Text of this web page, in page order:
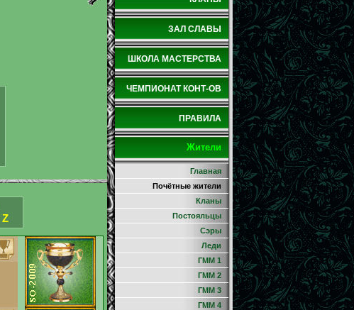
Z
ЗАЛ СЛАВЫ
ШКОЛА МАСТЕРСТВА
ЧЕМПИОНАТ КОНТ-ОВ
ПРАВИЛА
Жители
Главная
Почётные жители
Кланы
Постояльцы
Сэры
Леди
ГММ 1
ГММ 2
ГММ 3
ГММ 4